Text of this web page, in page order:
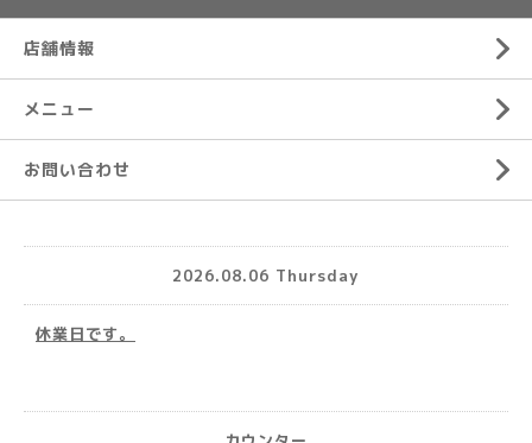
店舗情報
メニュー
お問い合わせ
2026.08.06 Thursday
休業日です。